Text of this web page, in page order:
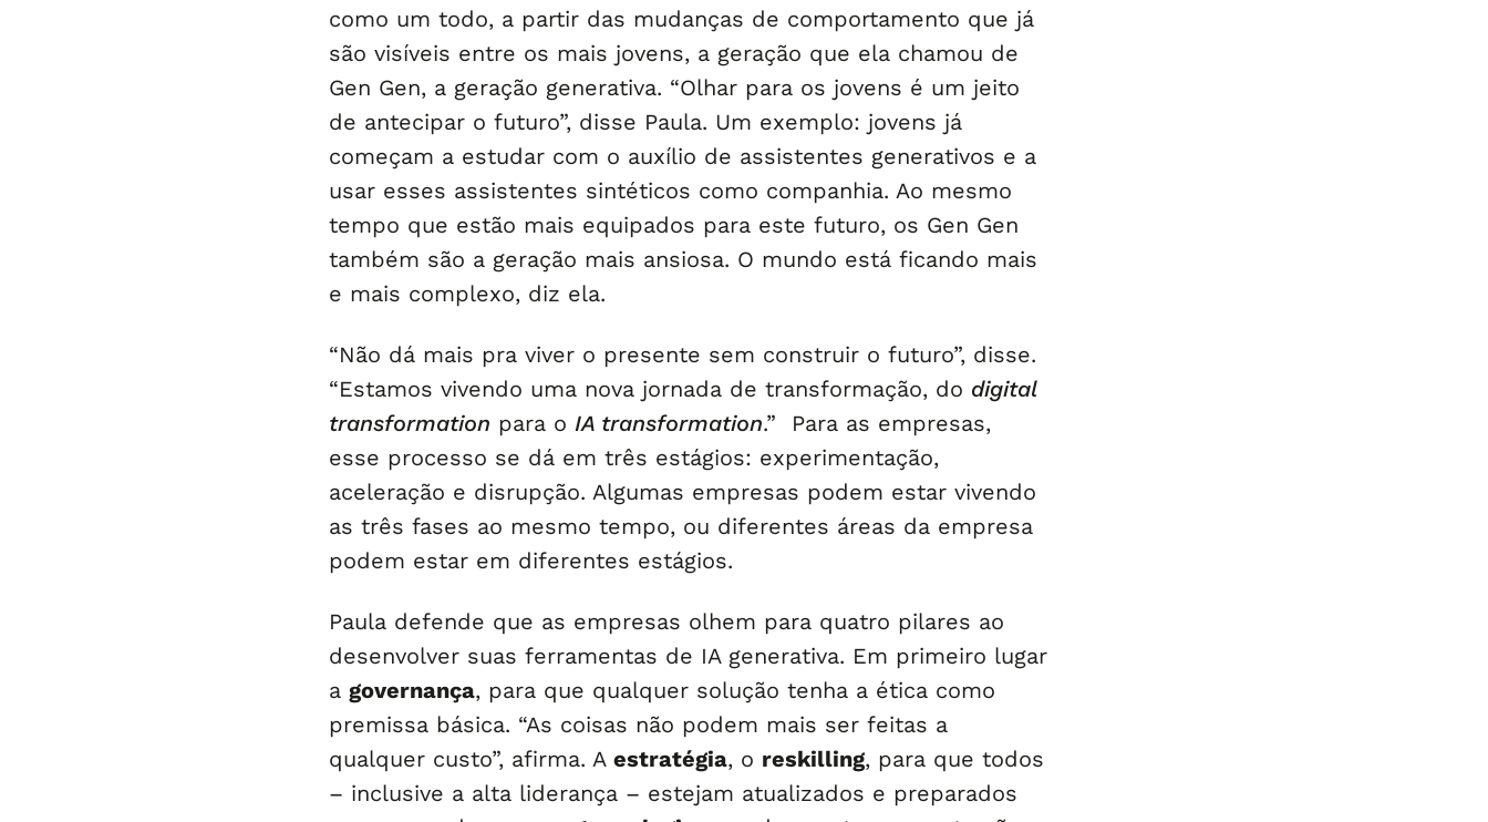
como um todo, a partir das mudanças de comportamento que já
são visíveis entre os mais jovens, a geração que ela chamou de
Gen Gen, a geração generativa. “Olhar para os jovens é um jeito
de antecipar o futuro”, disse Paula. Um exemplo: jovens já
começam a estudar com o auxílio de assistentes generativos e a
usar esses assistentes sintéticos como companhia. Ao mesmo
tempo que estão mais equipados para este futuro, os Gen Gen
também são a geração mais ansiosa. O mundo está ficando mais
e mais complexo, diz ela.
“Não dá mais pra viver o presente sem construir o futuro”, disse.
“Estamos vivendo uma nova jornada de transformação, do digital
transformation para o IA transformation.” Para as empresas,
esse processo se dá em três estágios: experimentação,
aceleração e disrupção. Algumas empresas podem estar vivendo
as três fases ao mesmo tempo, ou diferentes áreas da empresa
podem estar em diferentes estágios.
Paula defende que as empresas olhem para quatro pilares ao
desenvolver suas ferramentas de IA generativa. Em primeiro lugar
a governança, para que qualquer solução tenha a ética como
premissa básica. “As coisas não podem mais ser feitas a
qualquer custo”, afirma. A estratégia, o reskilling, para que todos
– inclusive a alta liderança – estejam atualizados e preparados